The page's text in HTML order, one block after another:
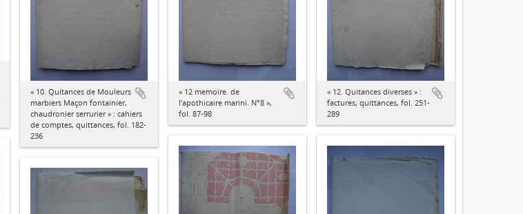
« 10. Quitances de Mouleurs
marbiers Maçon fontainier,
chaudronier serrurier » : cahiers
de comptes, quittances, fol. 182-
236
« 12 memoire. de
l’apothicaire marini. N°8 »,
fol. 87-98
« 12. Quitances diverses » :
factures, quittances, fol. 251-
289